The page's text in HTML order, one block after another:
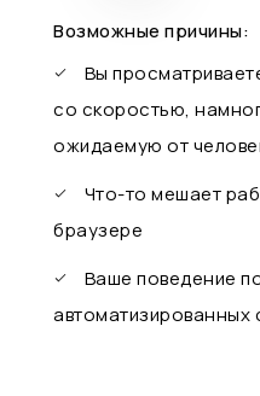
Возможные причины:
Вы
со скоростью,
ожидаемую от
Что-то мешает
браузере
Ваше поведение
автоматизированных